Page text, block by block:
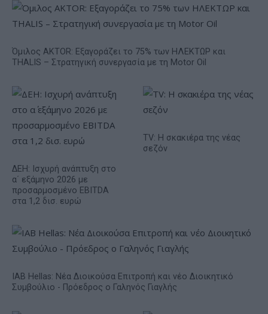
Όμιλος AKTOR: Εξαγοράζει το 75% των ΗΛΕΚΤΩΡ και
THALIS – Στρατηγική συνεργασία με τη Motor Oil
ΔΕΗ: Ισχυρή ανάπτυξη στο
α΄ εξάμηνο 2026 με
προσαρμοσμένο EBITDA
στα 1,2 δισ. ευρώ
TV: Η σκακιέρα της νέας
σεζόν
IAB Hellas: Νέα Διοικούσα Επιτροπή και νέο Διοικητικό
Συμβούλιο - Πρόεδρος ο Γαληνός Γιαγλής